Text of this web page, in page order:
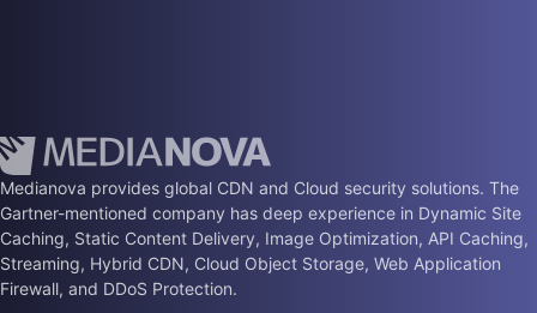
Medianova provides global CDN and Cloud security solutions. The
Gartner-mentioned company has deep experience in Dynamic Site
Caching, Static Content Delivery, Image Optimization, API Caching,
Streaming, Hybrid CDN, Cloud Object Storage, Web Application
Firewall, and DDoS Protection.